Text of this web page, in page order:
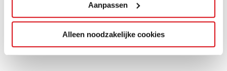
Aanpassen
Alleen noodzakelijke cookies